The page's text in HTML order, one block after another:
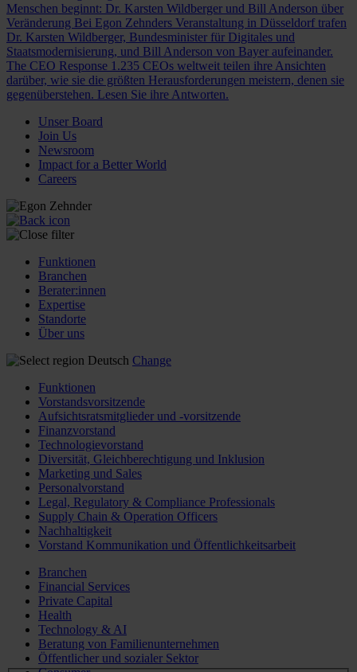
Menschen beginnt: Dr. Karsten Wildberger und Bill Anderson über
Veränderung Bei Egon Zehnders Veranstaltung in Düsseldorf trafen
Dr. Karsten Wildberger, Bundesminister für Digitales und
Staatsmodernisierung, und Bill Anderson von Bayer aufeinander.
The CEO Response 1.235 CEOs weltweit teilen ihre Ansichten
darüber, wie sie die größten Herausforderungen meistern, denen sie
gegenüberstehen. Lesen Sie ihre Antworten.
Unser Board
Join Us
Newsroom
Impact for a Better World
Careers
Funktionen
Branchen
Berater:innen
Expertise
Standorte
Über uns
Deutsch Change
Funktionen
Vorstandsvorsitzende
Aufsichtsratsmitglieder und -vorsitzende
Finanzvorstand
Technologievorstand
Diversität, Gleichberechtigung und Inklusion
Marketing und Sales
Personalvorstand
Legal, Regulatory & Compliance Professionals
Supply Chain & Operation Officers
Nachhaltigkeit
Vorstand Kommunikation und Öffentlichkeitsarbeit
Branchen
Financial Services
Private Capital
Health
Technology & AI
Beratung von Familienunternehmen
Öffentlicher und sozialer Sektor